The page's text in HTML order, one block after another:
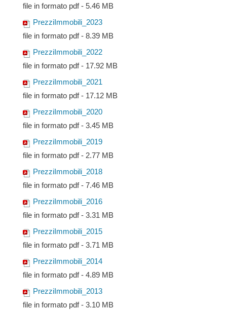
file in formato pdf - 5.46 MB
PrezziImmobili_2023
file in formato pdf - 8.39 MB
PrezziImmobili_2022
file in formato pdf - 17.92 MB
PrezziImmobili_2021
file in formato pdf - 17.12 MB
PrezziImmobili_2020
file in formato pdf - 3.45 MB
PrezziImmobili_2019
file in formato pdf - 2.77 MB
PrezziImmobili_2018
file in formato pdf - 7.46 MB
PrezziImmobili_2016
file in formato pdf - 3.31 MB
PrezziImmobili_2015
file in formato pdf - 3.71 MB
PrezziImmobili_2014
file in formato pdf - 4.89 MB
PrezziImmobili_2013
file in formato pdf - 3.10 MB